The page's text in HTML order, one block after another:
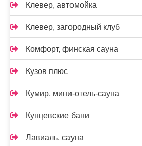
Клевер, автомойка
Клевер, загородный клуб
Комфорт, финская сауна
Кузов плюс
Кумир, мини-отель-сауна
Кунцевские бани
Лавиаль, сауна